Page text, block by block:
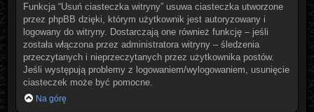
Funkcja “Usuń ciasteczka witryny” usuwa ciasteczka utworzone
przez phpBB dzięki, którym użytkownik jest autoryzowany i
logowany do witryny. Dostarczają one również funkcję – jeśli
została włączona przez administratora witryny – śledzenia
przeczytanych i nieprzeczytanych przez użytkownika postów.
Jeśli występują problemy z logowaniem/wylogowaniem, usunięcie
ciasteczek może być pomocne.
Na górę